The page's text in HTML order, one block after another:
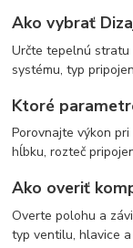
Ako vybrať
Určte tepelnú
systému, typ
Ktoré
Porovnajte výkon
hĺbku, rozteč
Ako overiť
Overte polohu a
typ ventilu, hlavice